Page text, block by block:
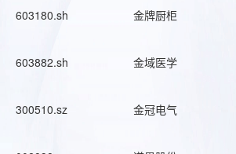
603180.sh 金牌厨柜
603882.sh 金域医学
300510.sz 金冠电气